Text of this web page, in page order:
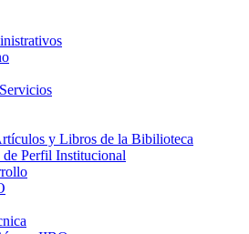
y Libros de la Bibilioteca
Perfil Institucional